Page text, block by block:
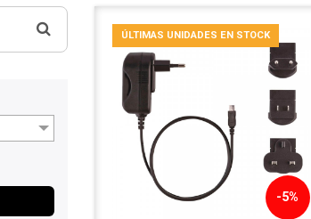
-5%
ÚLTIMAS UNIDADES EN STOCK